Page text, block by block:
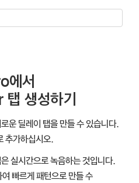
에서
생성하기
운 딜레이 탭을 만들 수 있습니다.
추가하십시오.
실시간으로 녹음하는 것입니다.
빠르게 패턴으로 만들 수